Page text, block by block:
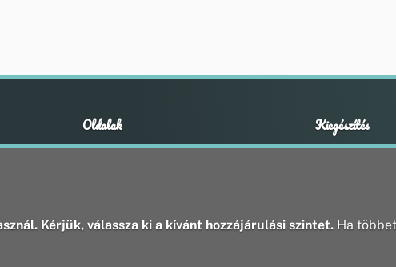
Oldalak Kiegészítés
Kérjük, válassza ki a kívánt hozzájárulási szintet. Ha